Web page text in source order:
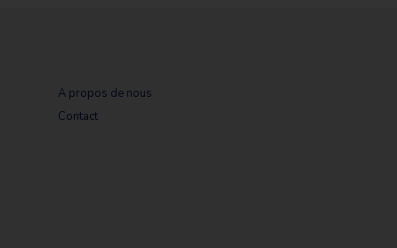
A propos de nous
Contact